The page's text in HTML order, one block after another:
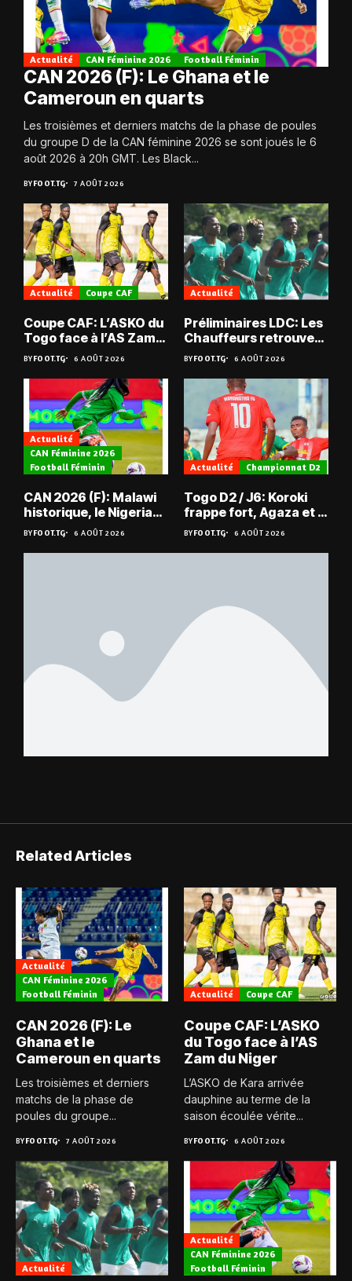
Actualité CAN Féminine 2026 Football Féminin
CAN 2026 (F): Le Ghana et le
Cameroun en quarts
Les troisièmes et derniers matchs de la phase de poules
du groupe D de la CAN féminine 2026 se sont joués le 6
août 2026 à 20h GMT. Les Black...
BYFOOT.TG 7 AOÛT 2026
Actualité Coupe CAF
Coupe CAF: L’ASKO du
Togo face à l’AS Zam
du Niger
BYFOOT.TG 6 AOÛT 2026
Actualité
Préliminaires LDC: Les
Chauffeurs retrouvent
les Mimos
BYFOOT.TG 6 AOÛT 2026
Actualité
CAN Féminine 2026
Football Féminin
CAN 2026 (F): Malawi
historique, le Nigeria
sauvé, la Zambie
éliminée
BYFOOT.TG 6 AOÛT 2026
Actualité Championnat D2
Togo D2 / J6: Koroki
frappe fort, Agaza et la
JCA assurent,
suspense avant Sara
FC – Doumbé FC
BYFOOT.TG 6 AOÛT 2026
Related Articles
Actualité
CAN Féminine 2026
Football Féminin
CAN 2026 (F): Le
Ghana et le
Cameroun en quarts
Les troisièmes et derniers
matchs de la phase de
poules du groupe...
BYFOOT.TG 7 AOÛT 2026
Actualité Coupe CAF
Coupe CAF: L’ASKO
du Togo face à l’AS
Zam du Niger
L’ASKO de Kara arrivée
dauphine au terme de la
saison écoulée vérite...
BYFOOT.TG 6 AOÛT 2026
Actualité
Actualité
CAN Féminine 2026
Football Féminin